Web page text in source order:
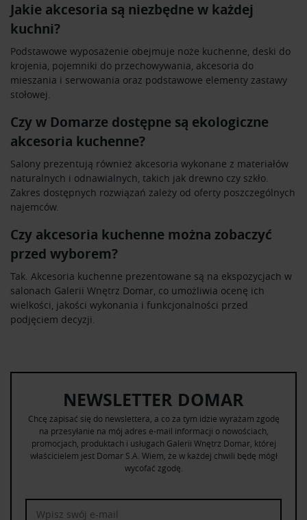
Jakie akcesoria są niezbędne w każdej
kuchni?
Podstawowe wyposażenie obejmuje noże kuchenne, deski do
krojenia, pojemniki do przechowywania, akcesoria do
mieszania i serwowania oraz podstawowe elementy zastawy
stołowej.
Czy w Domarze dostępne są ekologiczne
akcesoria kuchenne?
Salony prezentują również akcesoria wykonane z materiałów
naturalnych i odnawialnych, takich jak drewno czy szkło.
Zakres dostępnych rozwiązań zależy od oferty poszczególnych
najemców.
Czy akcesoria kuchenne można zobaczyć
przed wyborem?
Tak. Akcesoria kuchenne prezentowane są na ekspozycjach w
salonach Galerii Wnętrz Domar, co umożliwia ocenę ich
wielkości, jakości wykonania i funkcjonalności przed
podjęciem decyzji.
NEWSLETTER DOMAR
Chcę zapisać się do newslettera, a co za tym idzie wyrażam zgodę
na przesyłanie na mój adres e-mail informacji o nowościach,
promocjach, produktach i usługach Galerii Wnętrz Domar, której
właścicielem jest Domar S.A. Wiem, że w każdej chwili będę mógł
wycofać zgodę.